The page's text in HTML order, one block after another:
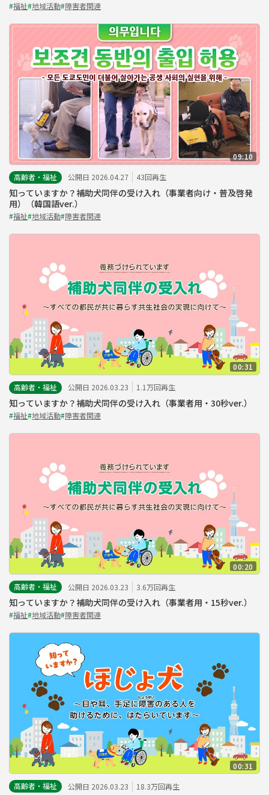
#福祉#地域活動#障害者関連
09:10
高齢者・福祉
公開日 2026.04.27 43回再生
知っていますか？補助犬同伴の受け入れ（事業者向け・普及啓発
用）（韓国語ver.）
#福祉#地域活動#障害者関連
00:31
高齢者・福祉
公開日 2026.03.23 1.1万回再生
知っていますか？補助犬同伴の受け入れ（事業者用・30秒ver.）
#福祉#地域活動#障害者関連
00:20
高齢者・福祉
公開日 2026.03.23 3.6万回再生
知っていますか？補助犬同伴の受け入れ（事業者用・15秒ver.）
#福祉#地域活動#障害者関連
00:31
高齢者・福祉
公開日 2026.03.23 18.3万回再生